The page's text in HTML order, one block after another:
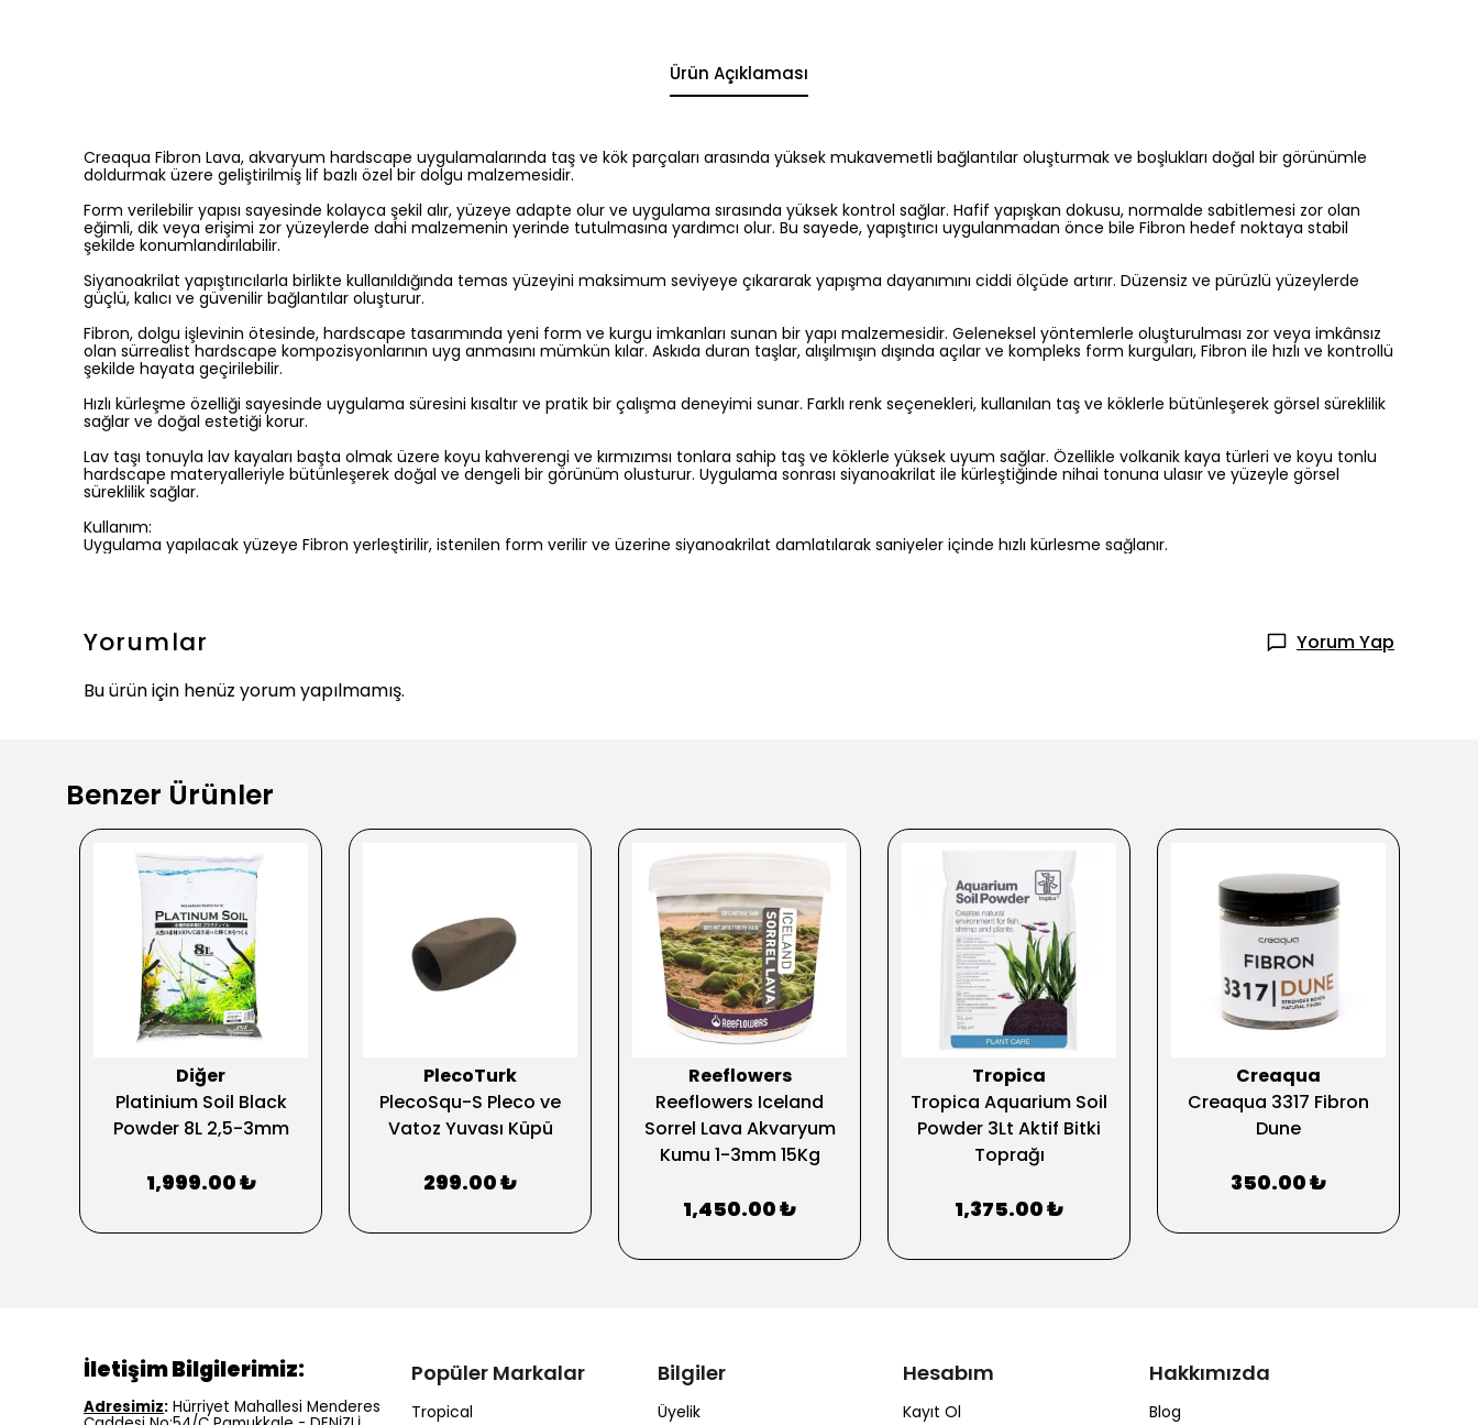
Ürün Açıklaması
Creaqua Fibron Lava, akvaryum hardscape uygulamalarında taş ve kök parçaları arasında yüksek mukavemetli bağlantılar oluşturmak ve boşlukları doğal bir görünümle
doldurmak üzere geliştirilmiş lif bazlı özel bir dolgu malzemesidir.
Form verilebilir yapısı sayesinde kolayca şekil alır, yüzeye adapte olur ve uygulama sırasında yüksek kontrol sağlar. Hafif yapışkan dokusu, normalde sabitlemesi zor olan
eğimli, dik veya erişimi zor yüzeylerde dahi malzemenin yerinde tutulmasına yardımcı olur. Bu sayede, yapıştırıcı uygulanmadan önce bile Fibron hedef noktaya stabil
şekilde konumlandırılabilir.
Siyanoakrilat yapıştırıcılarla birlikte kullanıldığında temas yüzeyini maksimum seviyeye çıkararak yapışma dayanımını ciddi ölçüde artırır. Düzensiz ve pürüzlü yüzeylerde
güçlü, kalıcı ve güvenilir bağlantılar oluşturur.
Fibron, dolgu işlevinin ötesinde, hardscape tasarımında yeni form ve kurgu imkanları sunan bir yapı malzemesidir. Geleneksel yöntemlerle oluşturulması zor veya imkânsız
olan sürrealist hardscape kompozisyonlarının uyg anmasını mümkün kılar. Askıda duran taşlar, alışılmışın dışında açılar ve kompleks form kurguları, Fibron ile hızlı ve kontrollü
şekilde hayata geçirilebilir.
Hızlı kürleşme özelliği sayesinde uygulama süresini kısaltır ve pratik bir çalışma deneyimi sunar. Farklı renk seçenekleri, kullanılan taş ve köklerle bütünleşerek görsel süreklilik
sağlar ve doğal estetiği korur.
Lav taşı tonuyla lav kayaları başta olmak üzere koyu kahverengi ve kırmızımsı tonlara sahip taş ve köklerle yüksek uyum sağlar. Özellikle volkanik kaya türleri ve koyu tonlu
hardscape materyalleriyle bütünleşerek doğal ve dengeli bir görünüm olusturur. Uygulama sonrası siyanoakrilat ile kürleştiğinde nihai tonuna ulasır ve yüzeyle görsel
süreklilik sağlar.
Kullanım:
Uygulama yapılacak yüzeye Fibron yerleştirilir, istenilen form verilir ve üzerine siyanoakrilat damlatılarak saniyeler içinde hızlı kürlesme sağlanır.
Yorumlar
Yorum Yap
Bu ürün için henüz yorum yapılmamış.
Benzer Ürünler
Diğer
Platinium Soil Black
Powder 8L 2,5-3mm
1,999.00 ₺
PlecoTurk
PlecoSqu-S Pleco ve
Vatoz Yuvası Küpü
299.00 ₺
Reeflowers
Reeflowers Iceland
Sorrel Lava Akvaryum
Kumu 1-3mm 15Kg
1,450.00 ₺
Tropica
Tropica Aquarium Soil
Powder 3Lt Aktif Bitki
Toprağı
1,375.00 ₺
Creaqua
Creaqua 3317 Fibron
Dune
350.00 ₺
Popüler Markalar
Tropical
Bilgiler
Üyelik
Hesabım
Kayıt Ol
Hakkımızda
Blog
İletişim Bilgilerimiz:
Adresimiz: Hürriyet Mahallesi Menderes